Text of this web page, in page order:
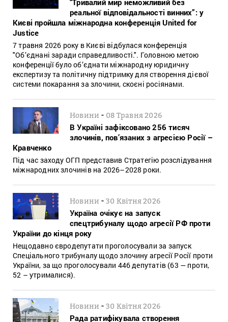
реальної відповідальності винних”: у
Києві пройшла міжнародна конференція United for
Justice
7 травня 2026 року в Києві відбулася конференція
"Об’єднані заради справедливості.". Головною метою
конференції було об’єднати міжнародну юридичну
експертизу та політичну підтримку для створення дієвої
системи покарання за злочини, скоєні росіянами.
Новини - 08 Травня 2026
В Україні зафіксовано 256 тисяч
злочинів, пов’язаних з агресією Росії –
Кравченко
Під час заходу ОГП представив Стратегію розслідування
міжнародних злочинів на 2026–2028 роки.
Новини -30 Квітня 2026
Україна очікує на запуск
спецтрибуналу щодо агресії РФ проти
України до кінця року
Нещодавно євродепутати проголосували за запуск
Спеціального трибуналу щодо злочину агресії Росії проти
України, за що проголосували 446 депутатів (63 — проти,
52 – утрималися).
Новини -30 Квітня 2026
Рада ратифікувала створення